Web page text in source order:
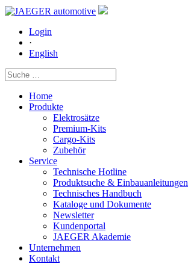
Login
·
English
Home
Produkte
Elektrosätze
Premium-Kits
Cargo-Kits
Zubehör
Service
Technische Hotline
Produktsuche & Einbauanleitungen
Technisches Handbuch
Kataloge und Dokumente
Newsletter
Kundenportal
JAEGER Akademie
Unternehmen
Kontakt